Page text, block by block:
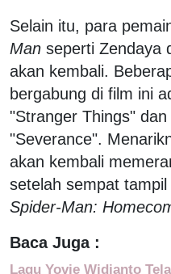
Selain itu, para
Man seperti Zendaya
akan kembali.
bergabung di film ini
"Stranger Things"
"Severance".
akan kembali
setelah sempat
Spider-Man:
Baca Juga :
Lagu Yovie Widianto